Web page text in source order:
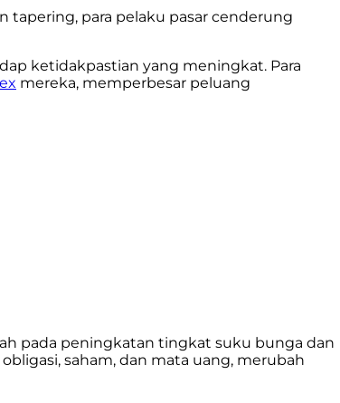
para pelaku pasar cenderung
ketidakpastian yang meningkat. Para
mereka, memperbesar peluang
pada peningkatan tingkat suku bunga dan
saham, dan mata uang, merubah